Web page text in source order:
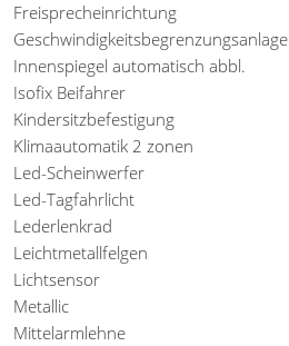
Freisprecheinrichtung
Geschwindigkeitsbegrenzungsanlage
Innenspiegel automatisch abbl.
Isofix Beifahrer
Kindersitzbefestigung
Klimaautomatik 2 zonen
Led-Scheinwerfer
Led-Tagfahrlicht
Lederlenkrad
Leichtmetallfelgen
Lichtsensor
Metallic
Mittelarmlehne